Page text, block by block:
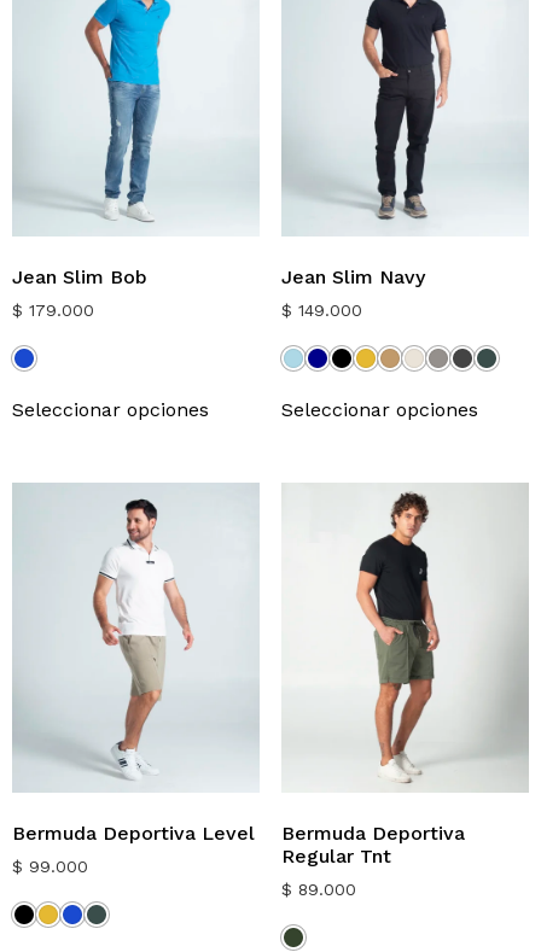
Jean Slim Bob
$ 179.000
Seleccionar opciones
Jean Slim Navy
$ 149.000
Seleccionar opciones
Bermuda Deportiva Level
$ 99.000
Bermuda Deportiva
Regular Tnt
$ 89.000